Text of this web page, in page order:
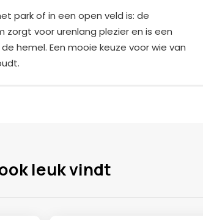
park of in een open veld is: de
zorgt voor urenlang plezier en is een
hemel. Een mooie keuze voor wie van
leuk vindt